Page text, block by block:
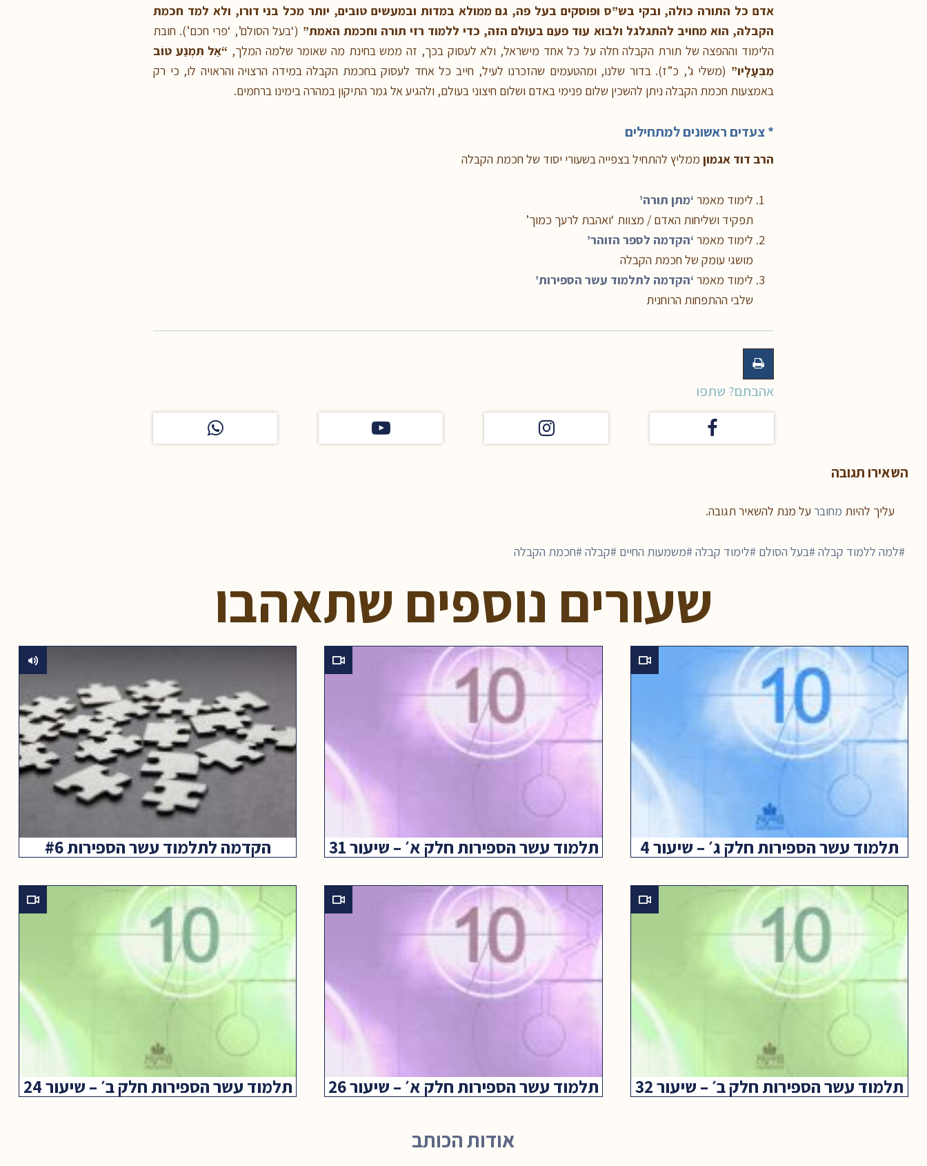
אדם כל התורה כולה, ובקי בש”ס ופוסקים בעל פה, גם ממולא במדות ובמעשים טובים, יותר מכל בני דורו, ולא למד חכמת
הקבלה, הוא מחויב להתגלגל ולבוא עוד פעם בעולם הזה, כדי ללמוד רזי תורה וחכמת האמת” (‘בעל הסולם’, ‘פרי חכם’). חובת
הלימוד וההפצה של תורת הקבלה חלה על כל אחד מישראל, ולא לעסוק בכך, זה ממש בחינת מה שאומר שלמה המלך, “אַל תִּמְנַע טוֹב
מִבְּעָלָיו” (משלי ג’, כ”ז). בדור שלנו, ומהטעמים שהזכרנו לעיל, חייב כל אחד לעסוק בחכמת הקבלה במידה הרצויה והראויה לו, כי רק
באמצעות חכמת הקבלה ניתן להשכין שלום פנימי באדם ושלום חיצוני בעולם, ולהגיע אל גמר התיקון במהרה בימינו ברחמים.
* צעדים ראשונים למתחילים
הרב דוד אגמון ממליץ להתחיל בצפייה בשעורי יסוד של חכמת הקבלה
לימוד מאמר ‘מתן תורה’
תפקיד ושליחות האדם / מצוות ‘ואהבת לרעך כמוך’
לימוד מאמר ‘הקדמה לספר הזוהר’
מושגי עומק של חכמת הקבלה
לימוד מאמר ‘הקדמה לתלמוד עשר הספירות’
שלבי ההתפחות הרוחנית
אהבתם? שתפו
השאירו תגובה
עליך להיות מחובר על מנת להשאיר תגובה.
למה ללמוד קבלה בעל הסולם לימוד קבלה משמעות החיים קבלה חכמת הקבלה
שעורים נוספים שתאהבו
תלמוד עשר הספירות חלק ג׳ – שיעור 4 תלמוד עשר הספירות חלק א׳ – שיעור 31 הקדמה לתלמוד עשר הספירות #6
תלמוד עשר הספירות חלק ב׳ – שיעור 32 תלמוד עשר הספירות חלק א׳ – שיעור 26 תלמוד עשר הספירות חלק ב׳ – שיעור 24
אודות הכותב